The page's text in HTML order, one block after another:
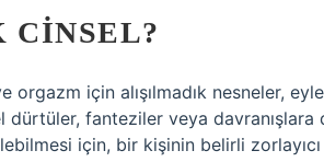
CINSEL?
orgazm için alışılmadık nesneler,
fanteziler veya
için, bir kişinin belirli